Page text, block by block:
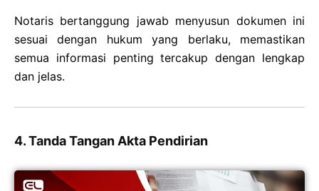
Notaris bertanggung jawab menyusun dokumen ini
sesuai dengan hukum yang berlaku, memastikan
semua informasi penting tercakup dengan lengkap
dan jelas.
4. Tanda Tangan Akta Pendirian